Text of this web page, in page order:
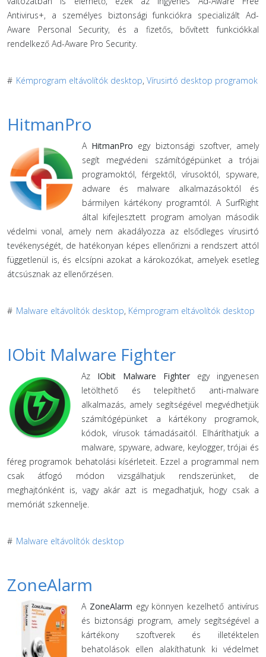
Antivirus+, a személyes biztonsági funkciókra specializált Ad-
Aware Personal Security, és a fizetős, bővített funkciókkal
rendelkező Ad-Aware Pro Security.
# Kémprogram eltávolítók desktop, Vírusirtó desktop programok
HitmanPro
A HitmanPro egy biztonsági szoftver, amely
segít megvédeni számítógépünket a trójai
programoktól, férgektől, vírusoktól, spyware,
adware és malware alkalmazásoktól és
bármilyen kártékony programtól. A SurfRight
által kifejlesztett program amolyan második
védelmi vonal, amely nem akadályozza az elsődleges vírusirtó
tevékenységét, de hatékonyan képes ellenőrizni a rendszert attól
függetlenül is, és elcsípni azokat a károkozókat, amelyek esetleg
átcsúsznak az ellenőrzésen.
# Malware eltávolítók desktop, Kémprogram eltávolítók desktop
IObit Malware Fighter
Az IObit Malware Fighter egy ingyenesen
letölthető és telepíthető anti-malware
alkalmazás, amely segítségével megvédhetjük
számítógépünket a kártékony programok,
kódok, vírusok támadásaitól. Elháríthatjuk a
malware, spyware, adware, keylogger, trójai és
féreg programok behatolási kísérleteit. Ezzel a programmal nem
csak átfogó módon vizsgálhatjuk rendszerünket, de
meghajtónként is, vagy akár azt is megadhatjuk, hogy csak a
memóriát szkennelje.
# Malware eltávolítók desktop
ZoneAlarm
A ZoneAlarm egy könnyen kezelhető antivírus
és biztonsági program, amely segítségével a
kártékony szoftverek és illetéktelen
behatolások ellen alakíthatunk ki védelmet